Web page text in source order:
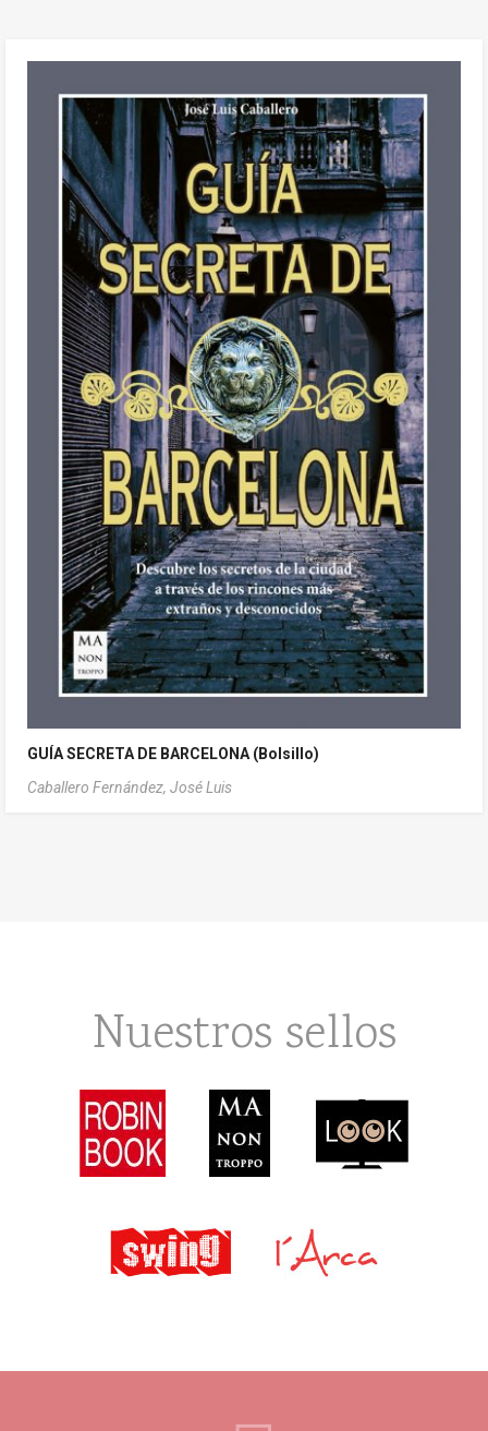
GUÍA SECRETA DE BARCELONA (Bolsillo)
Caballero Fernández, José Luis
Nuestros sellos